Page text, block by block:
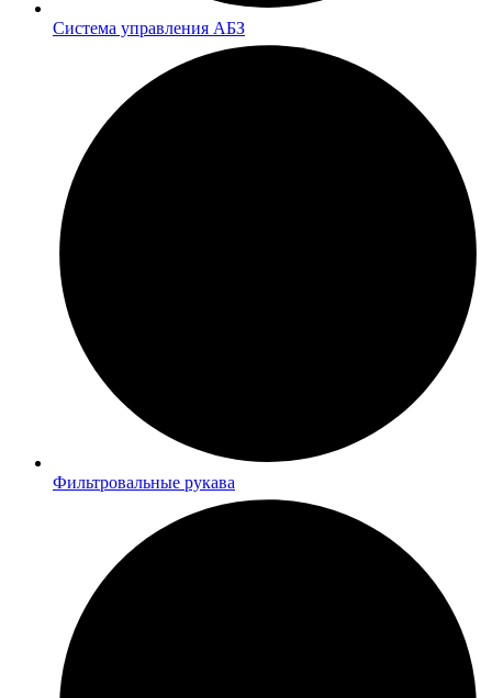
Система управления АБЗ
Фильтровальные рукава